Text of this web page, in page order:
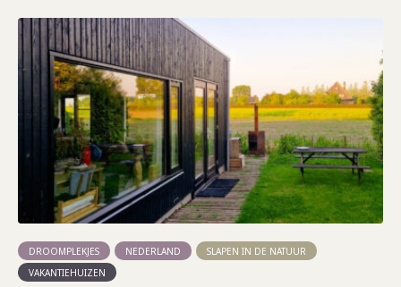
DROOMPLEKJES NEDERLAND
SLAPEN IN DE NATUUR
VAKANTIEHUIZEN